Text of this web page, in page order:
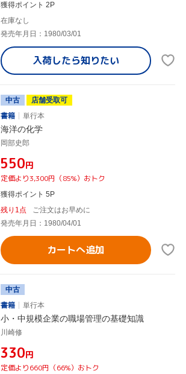
獲得ポイント 2P
在庫なし
発売年月日：1980/03/01
入荷したら知りたい
中古
店舗受取可
書籍
単行本
海洋の化学
岡部史郎
¥550円
定価より3,300円（85%）おトク
獲得ポイント 5P
残り1点
ご注文はお早めに
発売年月日：1980/04/01
カートへ追加
中古
書籍
単行本
小・中規模企業の職場管理の基礎知識
川崎修
¥330円
定価より660円（66%）おトク